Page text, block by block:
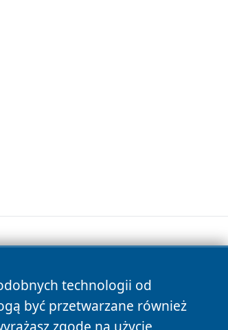
technologii od
być przetwarzane również
zgodę na użycie